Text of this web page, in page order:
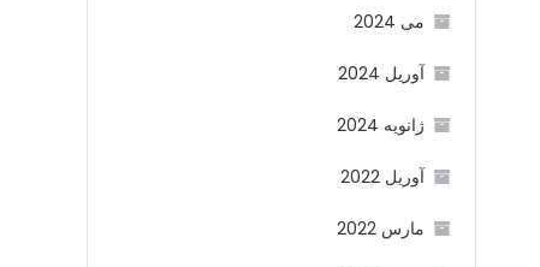
می 2024
آوریل 2024
ژانویه 2024
آوریل 2022
مارس 2022